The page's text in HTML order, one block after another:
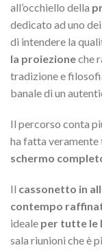
all’occhiello della
dedicato ad uno
di intendere la
la proiezioneche
tradizione e
banale di un
Il percorso conta
ha fatta veramente
schermo
Il cassonetto in
contempo
ideale per tutte le
sala riunioni che è